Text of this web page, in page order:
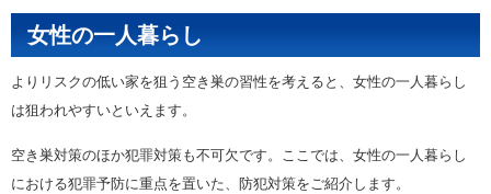
女性の一人暮らし
よりリスクの低い家を狙う空き巣の習性を考えると、女性の一人暮らし
は狙われやすいといえます。
空き巣対策のほか犯罪対策も不可欠です。ここでは、女性の一人暮らし
における犯罪予防に重点を置いた、防犯対策をご紹介します。